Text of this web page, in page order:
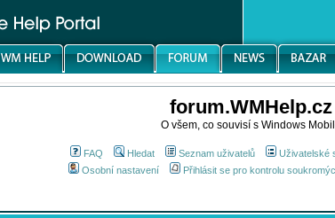
forum.WMHelp.cz
O všem, co souvisí s Windows
FAQ Hledat Seznam uživatelů Uživatelské
Osobní nastavení
Přihlásit se pro kontrolu